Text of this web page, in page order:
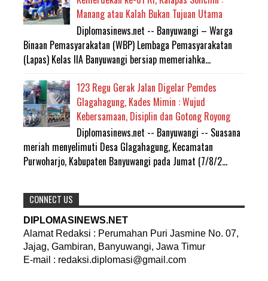
Manang atau Kalah Bukan Tujuan Utama
Diplomasinews.net -- Banyuwangi – Warga
Binaan Pemasyarakatan (WBP) Lembaga Pemasyarakatan
(Lapas) Kelas IIA Banyuwangi bersiap memeriahka...
123 Regu Gerak Jalan Digelar Pemdes
Glagahagung, Kades Mimin : Wujud
Kebersamaan, Disiplin dan Gotong Royong
Diplomasinews.net -- Banyuwangi -- Suasana
meriah menyelimuti Desa Glagahagung, Kecamatan
Purwoharjo, Kabupaten Banyuwangi pada Jumat (7/8/2...
CONNECT US
DIPLOMASINEWS.NET
Alamat Redaksi : Perumahan Puri Jasmine No. 07,
Jajag, Gambiran, Banyuwangi, Jawa Timur
E-mail : redaksi.diplomasi@gmail.com